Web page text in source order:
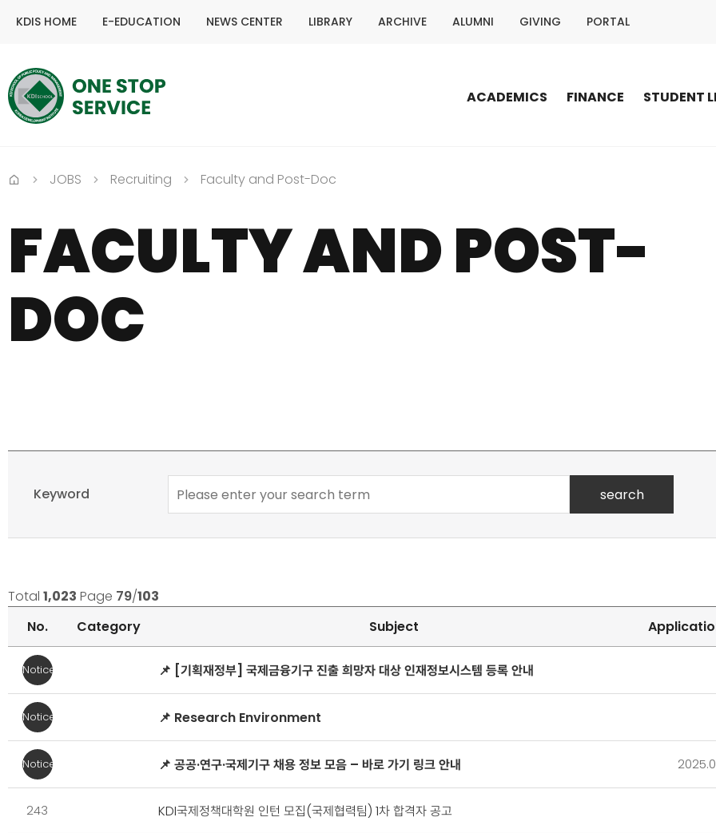
KDIS HOME E-EDUCATION NEWS CENTER LIBRARY ARCHIVE ALUMNI GIVING PORTAL
ACADEMICS FINANCE STUDENT
FACULTY AND POST-
DOC
JOBS Recruiting Faculty and Post-Doc
Postings
Search
검
색,
워
검
내
Keyword search
Total 1,023 Page 79/103
JOBS
Student
Career
>
Job
Postings
No. Category Subject
Notice 📌 [기획재정부] 국제금융기구 진출 희망자 대상 인재정보시스템 등록 안내
Notice 📌 Research Environment
Notice 📌 공공·연구·국제기구 채용 정보 모음 – 바로 가기 링크 안내
243 KDI국제정책대학원 인턴 모집(국제협력팀) 1차 합격자 공고